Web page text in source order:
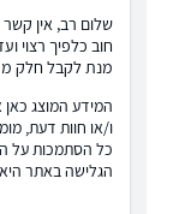
שלום רב, אין קשר
חוב כלפיך רצוי
מנת לקבל חלק
המידע המוצג כאן
ו/או חוות דעת,
כל הסתמכות על
הגלישה באתר